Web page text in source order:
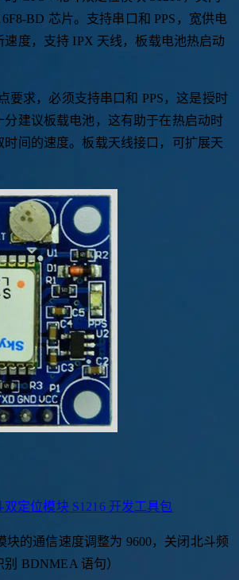
GPS+ 北斗双定位模块 S1216，其内
BD 芯片。支持串口和 PPS，宽供电
度，支持 IPX 天线，板载电池热启动
要求，必须支持串口和 PPS，这是授时
分建议板载电池，这有助于在热启动时
间的速度。板载天线接口，可扩展天
块的通信速度调整为 9600，关闭北斗频